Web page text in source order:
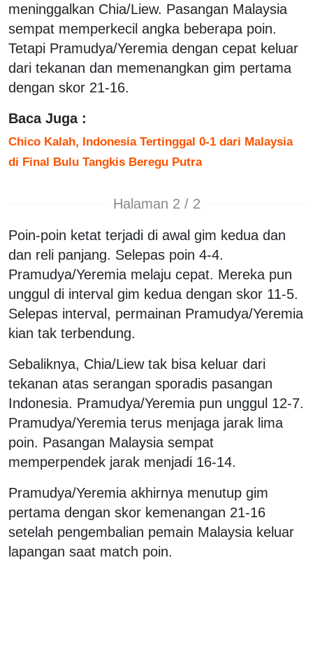
meninggalkan Chia/Liew. Pasangan Malaysia
sempat memperkecil angka beberapa poin.
Tetapi Pramudya/Yeremia dengan cepat keluar
dari tekanan dan memenangkan gim pertama
dengan skor 21-16.
Baca Juga :
Chico Kalah, Indonesia Tertinggal 0-1 dari Malaysia
di Final Bulu Tangkis Beregu Putra
Halaman 2 / 2
Poin-poin ketat terjadi di awal gim kedua dan
dan reli panjang. Selepas poin 4-4.
Pramudya/Yeremia melaju cepat. Mereka pun
unggul di interval gim kedua dengan skor 11-5.
Selepas interval, permainan Pramudya/Yeremia
kian tak terbendung.
Sebaliknya, Chia/Liew tak bisa keluar dari
tekanan atas serangan sporadis pasangan
Indonesia. Pramudya/Yeremia pun unggul 12-7.
Pramudya/Yeremia terus menjaga jarak lima
poin. Pasangan Malaysia sempat
memperpendek jarak menjadi 16-14.
Pramudya/Yeremia akhirnya menutup gim
pertama dengan skor kemenangan 21-16
setelah pengembalian pemain Malaysia keluar
lapangan saat match poin.